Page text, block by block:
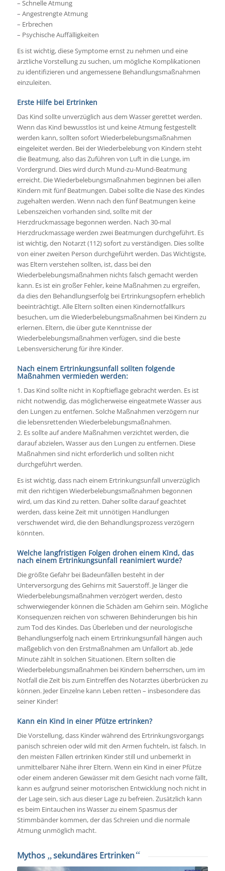
– Schnelle Atmung
– Angestrengte Atmung
– Erbrechen
– Psychische Auffälligkeiten
Es ist wichtig, diese Symptome ernst zu nehmen und eine
ärztliche Vorstellung zu suchen, um mögliche Komplikationen
zu identifizieren und angemessene Behandlungsmaßnahmen
einzuleiten.
Erste Hilfe bei Ertrinken
Das Kind sollte unverzüglich aus dem Wasser gerettet werden.
Wenn das Kind bewusstlos ist und keine Atmung festgestellt
werden kann, sollten sofort Wiederbelebungsmaßnahmen
eingeleitet werden. Bei der Wiederbelebung von Kindern steht
die Beatmung, also das Zuführen von Luft in die Lunge, im
Vordergrund. Dies wird durch Mund-zu-Mund-Beatmung
erreicht. Die Wiederbelebungsmaßnahmen beginnen bei allen
Kindern mit fünf Beatmungen. Dabei sollte die Nase des Kindes
zugehalten werden. Wenn nach den fünf Beatmungen keine
Lebenszeichen vorhanden sind, sollte mit der
Herzdruckmassage begonnen werden. Nach 30-mal
Herzdruckmassage werden zwei Beatmungen durchgeführt. Es
ist wichtig, den Notarzt (112) sofort zu verständigen. Dies sollte
von einer zweiten Person durchgeführt werden. Das Wichtigste,
was Eltern verstehen sollten, ist, dass bei den
Wiederbelebungsmaßnahmen nichts falsch gemacht werden
kann. Es ist ein großer Fehler, keine Maßnahmen zu ergreifen,
da dies den Behandlungserfolg bei Ertrinkungsopfern erheblich
beeinträchtigt. Alle Eltern sollten einen Kindernotfallkurs
besuchen, um die Wiederbelebungsmaßnahmen bei Kindern zu
erlernen. Eltern, die über gute Kenntnisse der
Wiederbelebungsmaßnahmen verfügen, sind die beste
Lebensversicherung für ihre Kinder.
Nach einem Ertrinkungsunfall sollten folgende
Maßnahmen vermieden werden:
1. Das Kind sollte nicht in Kopftieflage gebracht werden. Es ist
nicht notwendig, das möglicherweise eingeatmete Wasser aus
den Lungen zu entfernen. Solche Maßnahmen verzögern nur
die lebensrettenden Wiederbelebungsmaßnahmen.
2. Es sollte auf andere Maßnahmen verzichtet werden, die
darauf abzielen, Wasser aus den Lungen zu entfernen. Diese
Maßnahmen sind nicht erforderlich und sollten nicht
durchgeführt werden.
Es ist wichtig, dass nach einem Ertrinkungsunfall unverzüglich
mit den richtigen Wiederbelebungsmaßnahmen begonnen
wird, um das Kind zu retten. Daher sollte darauf geachtet
werden, dass keine Zeit mit unnötigen Handlungen
verschwendet wird, die den Behandlungsprozess verzögern
könnten.
Welche langfristigen Folgen drohen einem Kind, das
nach einem Ertrinkungsunfall reanimiert wurde?
Die größte Gefahr bei Badeunfällen besteht in der
Unterversorgung des Gehirns mit Sauerstoff. Je länger die
Wiederbelebungsmaßnahmen verzögert werden, desto
schwerwiegender können die Schäden am Gehirn sein. Mögliche
Konsequenzen reichen von schweren Behinderungen bis hin
zum Tod des Kindes. Das Überleben und der neurologische
Behandlungserfolg nach einem Ertrinkungsunfall hängen auch
maßgeblich von den Erstmaßnahmen am Unfallort ab. Jede
Minute zählt in solchen Situationen. Eltern sollten die
Wiederbelebungsmaßnahmen bei Kindern beherrschen, um im
Notfall die Zeit bis zum Eintreffen des Notarztes überbrücken zu
können. Jeder Einzelne kann Leben retten – insbesondere das
seiner Kinder!
Kann ein Kind in einer Pfütze ertrinken?
Die Vorstellung, dass Kinder während des Ertrinkungsvorgangs
panisch schreien oder wild mit den Armen fuchteln, ist falsch. In
den meisten Fällen ertrinken Kinder still und unbemerkt in
unmittelbarer Nähe ihrer Eltern. Wenn ein Kind in einer Pfütze
oder einem anderen Gewässer mit dem Gesicht nach vorne fällt,
kann es aufgrund seiner motorischen Entwicklung noch nicht in
der Lage sein, sich aus dieser Lage zu befreien. Zusätzlich kann
es beim Eintauchen ins Wasser zu einem Spasmus der
Stimmbänder kommen, der das Schreien und die normale
Atmung unmöglich macht.
Mythos „sekundäres Ertrinken“